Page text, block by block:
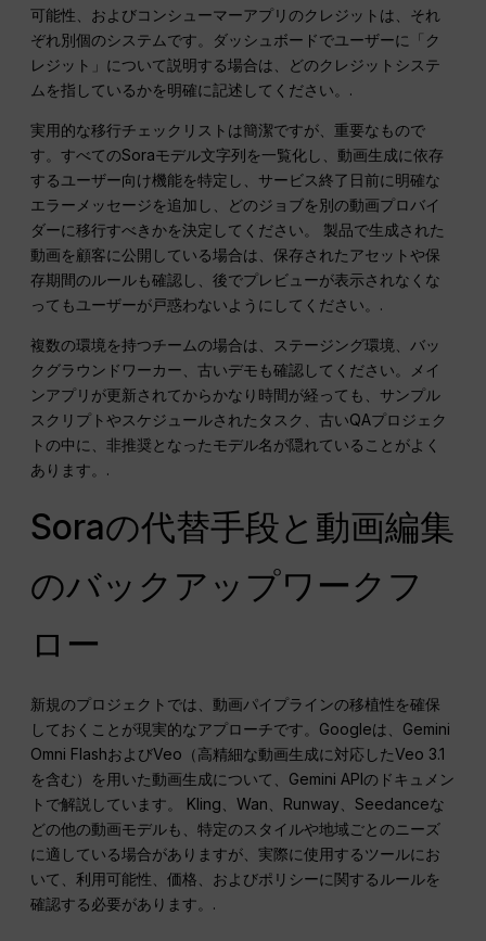
可能性、およびコンシューマーアプリのクレジットは、それ
ぞれ別個のシステムです。ダッシュボードでユーザーに「ク
レジット」について説明する場合は、どのクレジットシステ
ムを指しているかを明確に記述してください。.
実用的な移行チェックリストは簡潔ですが、重要なもので
す。すべてのSoraモデル文字列を一覧化し、動画生成に依存
するユーザー向け機能を特定し、サービス終了日前に明確な
エラーメッセージを追加し、どのジョブを別の動画プロバイ
ダーに移行すべきかを決定してください。 製品で生成された
動画を顧客に公開している場合は、保存されたアセットや保
存期間のルールも確認し、後でプレビューが表示されなくな
ってもユーザーが戸惑わないようにしてください。.
複数の環境を持つチームの場合は、ステージング環境、バッ
クグラウンドワーカー、古いデモも確認してください。メイ
ンアプリが更新されてからかなり時間が経っても、サンプル
スクリプトやスケジュールされたタスク、古いQAプロジェク
トの中に、非推奨となったモデル名が隠れていることがよく
あります。.
Soraの代替手段と動画編集
のバックアップワークフ
ロー
新規のプロジェクトでは、動画パイプラインの移植性を確保
しておくことが現実的なアプローチです。Googleは、Gemini
Omni FlashおよびVeo（高精細な動画生成に対応したVeo 3.1
を含む）を用いた動画生成について、Gemini APIのドキュメン
トで解説しています。 Kling、Wan、Runway、Seedanceな
どの他の動画モデルも、特定のスタイルや地域ごとのニーズ
に適している場合がありますが、実際に使用するツールにお
いて、利用可能性、価格、およびポリシーに関するルールを
確認する必要があります。.